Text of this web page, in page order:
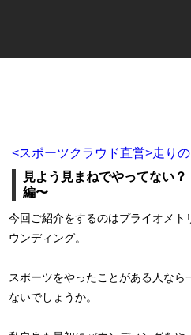
<スポーツクラウド直営>走り
見よう見まねでやってない
編〜
今回ご紹介をするのはプライオメ
ウンディング。
スポーツをやったことがある人な
ないでしょうか。